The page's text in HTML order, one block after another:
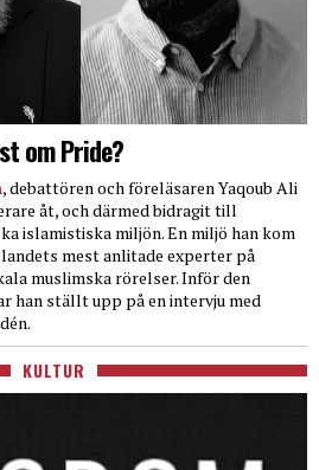
om Pride?
, debattören och föreläsaren Yaqoub Ali
åt, och därmed bidragit till
islamistiska miljön. En miljö han kom
mest anlitade experter på
muslimska rörelser. Inför den
han ställt upp på en intervju med
KULTUR